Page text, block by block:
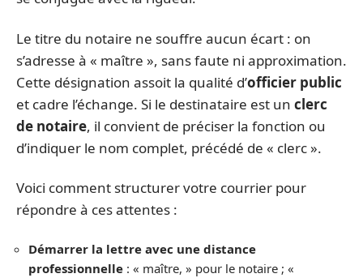
Le titre du notaire ne souffre aucun écart : on
s’adresse à « maître », sans faute ni approximation.
Cette désignation assoit la qualité d’officier public
et cadre l’échange. Si le destinataire est un clerc
de notaire, il convient de préciser la fonction ou
d’indiquer le nom complet, précédé de « clerc ».
Voici comment structurer votre courrier pour
répondre à ces attentes :
Démarrer la lettre avec une distance
professionnelle : « maître, » pour le notaire ; «